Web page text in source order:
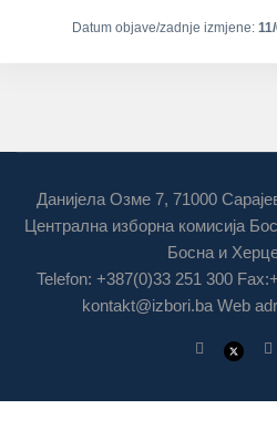
Datum objave/zadnje izmjene:
Данијела Озме 7, 71000
Централна изборна комисија
Босна и
Telefon: +387(0)33 251 300
kontakt@izbori.ba Web